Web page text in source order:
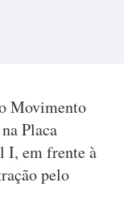
Movimento
Placa
I, em frente à
pelo